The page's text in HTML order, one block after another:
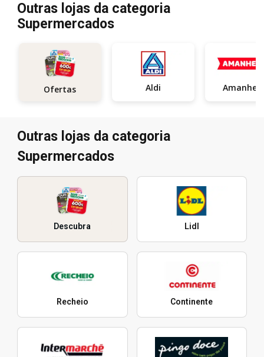
Outras lojas da categoria
Supermercados
Ofertas Aldi
Outras lojas da categoria
Supermercados
Descubra Lidl
Recheio Continente